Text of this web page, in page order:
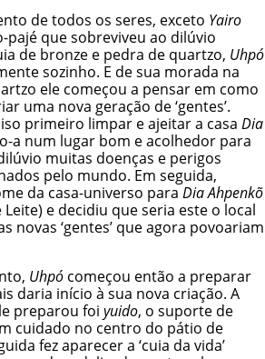
de todos os seres, exceto Yairo
pajé que sobreviveu ao dilúvio
de bronze e pedra de quartzo, Uhpó
sozinho. E de sua morada na
ele começou a pensar em como
uma nova geração de ‘gentes’.
primeiro limpar e ajeitar a casa Dia
a num lugar bom e acolhedor para
muitas doenças e perigos
pelo mundo. Em seguida,
da casa-universo para Dia Ahpenkõ
Leite) e decidiu que seria este o local
novas ‘gentes’ que agora povoariam
Uhpó começou então a preparar
daria início à sua nova criação. A
preparou foi yuido, o suporte de
cuidado no centro do pátio de
fez aparecer a ‘cuia da vida’